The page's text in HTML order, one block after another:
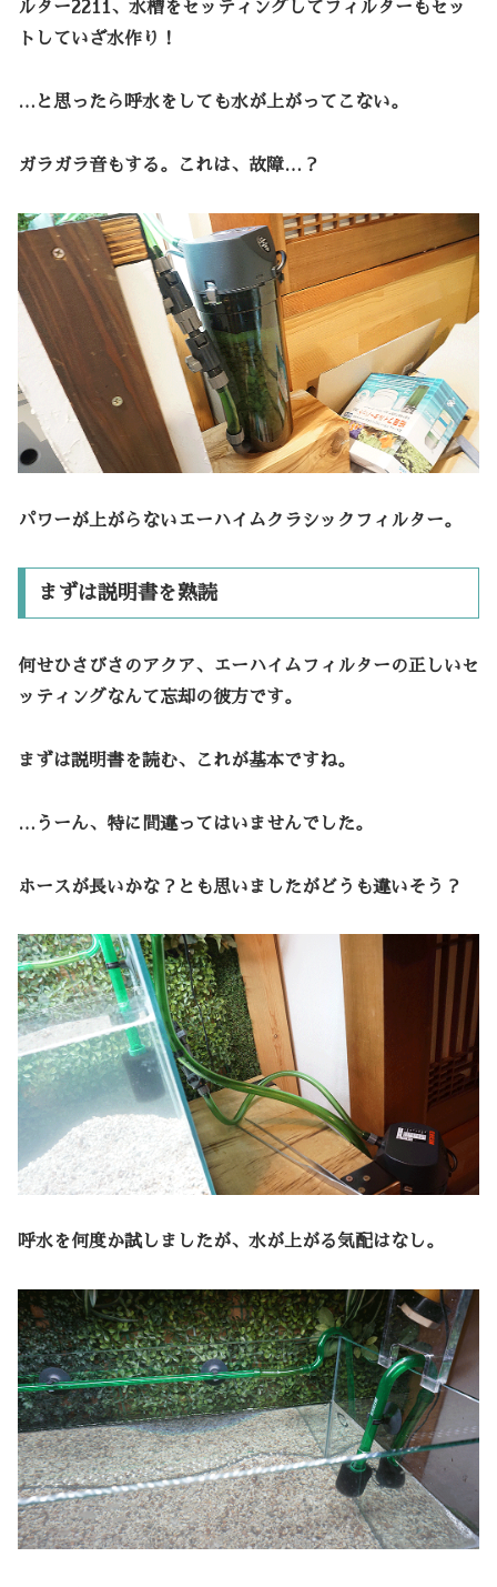
ルター2211、水槽をセッティングしてフィルターもセッ
トしていざ水作り！
…と思ったら呼水をしても水が上がってこない。
ガラガラ音もする。これは、故障…？
パワーが上がらないエーハイムクラシックフィルター。
まずは説明書を熟読
何せひさびさのアクア、エーハイムフィルターの正しいセ
ッティングなんて忘却の彼方です。
まずは説明書を読む、これが基本ですね。
…うーん、特に間違ってはいませんでした。
ホースが長いかな？とも思いましたがどうも違いそう？
呼水を何度か試しましたが、水が上がる気配はなし。